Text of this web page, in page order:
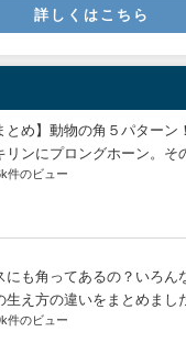
詳しくはこちら
とめ】動物の角５パターン
リンにプロングホーン。そ
件のビュー
にも角ってあるの？いろん
生え方の違いをまとめまし
件のビュー